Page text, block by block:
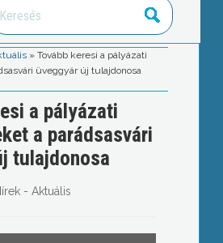
»Tovább keresi a pályázati
üveggyár új tulajdonosa
a pályázati
a parádsasvári
tulajdonosa
- Aktuális